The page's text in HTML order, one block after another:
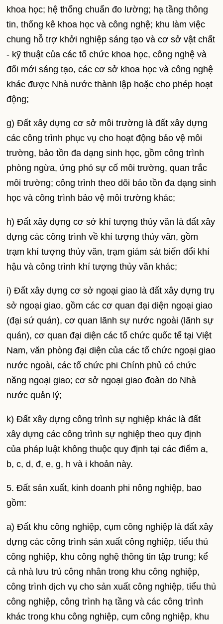
khoa học; hệ thống chuẩn đo lường; hạ tầng thông
tin, thống kê khoa học và công nghệ; khu làm việc
chung hỗ trợ khởi nghiệp sáng tạo và cơ sở vật chất
- kỹ thuật của các tổ chức khoa học, công nghệ và
đổi mới sáng tạo, các cơ sở khoa học và công nghệ
khác được Nhà nước thành lập hoặc cho phép hoạt
động;
g) Đất xây dựng cơ sở môi trường là đất xây dựng
các công trình phục vụ cho hoạt động bảo vệ môi
trường, bảo tồn đa dạng sinh học, gồm công trình
phòng ngừa, ứng phó sự cố môi trường, quan trắc
môi trường; công trình theo dõi bảo tồn đa dạng sinh
học và công trình bảo vệ môi trường khác;
h) Đất xây dựng cơ sở khí tượng thủy văn là đất xây
dựng các công trình về khí tượng thủy văn, gồm
trạm khí tượng thủy văn, trạm giám sát biến đổi khí
hậu và công trình khí tượng thủy văn khác;
i) Đất xây dựng cơ sở ngoại giao là đất xây dựng trụ
sở ngoại giao, gồm các cơ quan đại diện ngoại giao
(đại sứ quán), cơ quan lãnh sự nước ngoài (lãnh sự
quán), cơ quan đại diện các tổ chức quốc tế tại Việt
Nam, văn phòng đại diện của các tổ chức ngoại giao
nước ngoài, các tổ chức phi Chính phủ có chức
năng ngoại giao; cơ sở ngoại giao đoàn do Nhà
nước quản lý;
k) Đất xây dựng công trình sự nghiệp khác là đất
xây dựng các công trình sự nghiệp theo quy định
của pháp luật không thuộc quy định tại các điểm a,
b, c, d, đ, e, g, h và i khoản này.
5. Đất sản xuất, kinh doanh phi nông nghiệp, bao
gồm:
a) Đất khu công nghiệp, cụm công nghiệp là đất xây
dựng các công trình sản xuất công nghiệp, tiểu thủ
công nghiệp, khu công nghệ thông tin tập trung; kể
cả nhà lưu trú công nhân trong khu công nghiệp,
công trình dịch vụ cho sản xuất công nghiệp, tiểu thủ
công nghiệp, công trình hạ tầng và các công trình
khác trong khu công nghiệp, cụm công nghiệp, khu